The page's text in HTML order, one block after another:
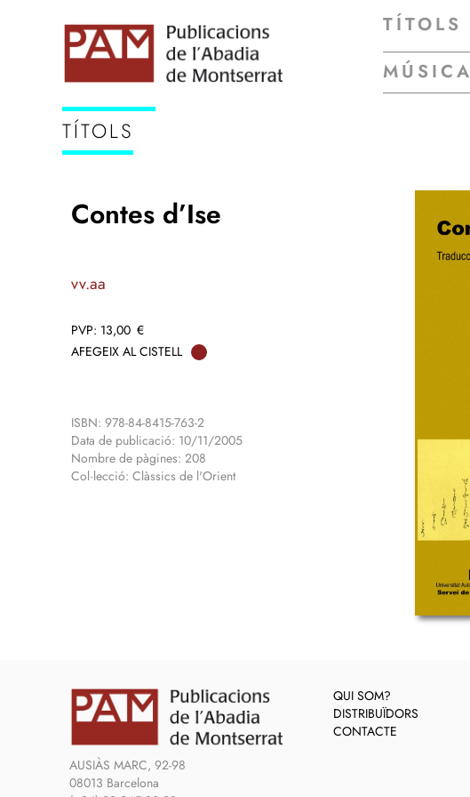
TÍTOLS
MÚSICA
TÍTOLS
Contes d’Ise
vv.aa
13,00 €
AFEGEIX AL CISTELL
ISBN: 978-84-8415-763-2
Data de publicació: 10/11/2005
Nombre de pàgines: 208
Col·lecció: Clàssics de l'Orient
AUSIÀS MARC, 92-98
08013 Barcelona
QUI SOM?
DISTRIBUÏDORS
CONTACTE